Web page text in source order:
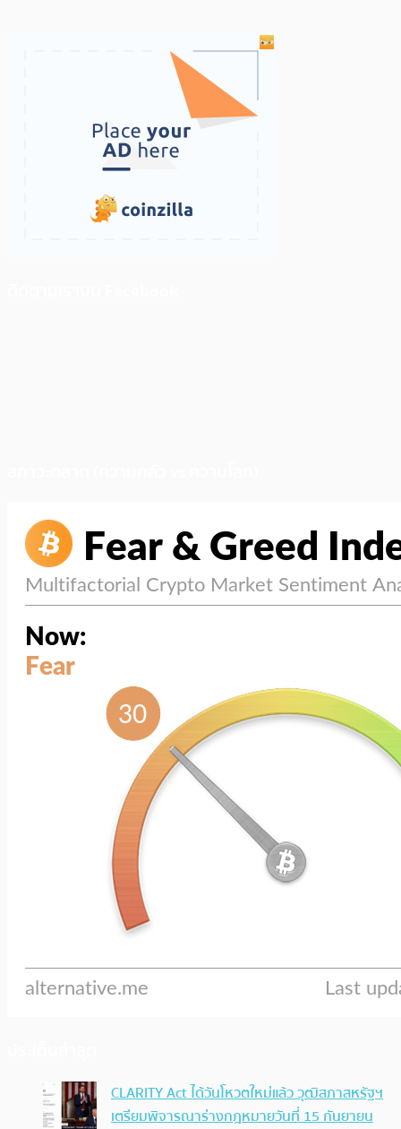
CLARITY Act ได้วันโหวตใหม่แล้ว วุฒิสภาสหรัฐฯ
เตรียมพิจารณาร่างกฎหมายวันที่ 15 กันยายน